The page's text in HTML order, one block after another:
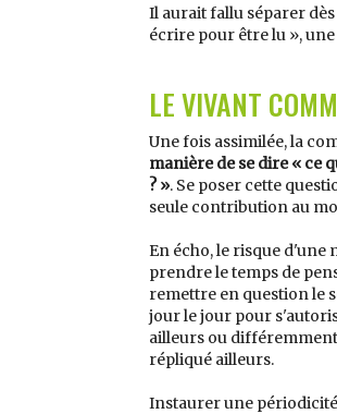
Il aurait fallu séparer
écrire pour être lu »,
LE VIVANT
Une fois assimilée, la
manière de se dire « ce
? ». Se poser cette
seule contribution au
En écho, le risque d'une
prendre le temps de
remettre en question le
jour le jour pour
ailleurs ou différemment
répliqué ailleurs.
Instaurer une